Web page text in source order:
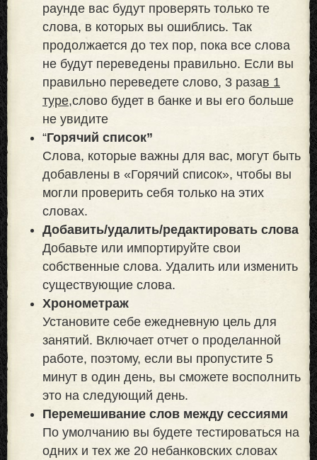
раунде вас будут проверять только те
слова, в которых вы ошиблись. Так
продолжается до тех пор, пока все слова
не будут переведены правильно. Если вы
правильно переведете слово, 3 разав 1
туре,слово будет в банке и вы его больше
не увидите
“Горячий список”
Слова, которые важны для вас, могут быть
добавлены в «Горячий список», чтобы вы
могли проверить себя только на этих
словах.
Добавить/удалить/редактировать слова
Добавьте или импортируйте свои
собственные слова. Удалить или изменить
существующие слова.
Хронометраж
Установите себе ежедневную цель для
занятий. Включает отчет о проделанной
работе, поэтому, если вы пропустите 5
минут в один день, вы сможете восполнить
это на следующий день.
Перемешивание слов между сессиями
По умолчанию вы будете тестироваться на
одних и тех же 20 небанковских словах